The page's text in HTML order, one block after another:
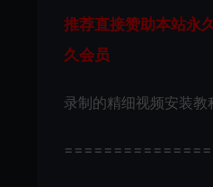
推荐直接赞助本站永
久会员
录制的精细视频安装教